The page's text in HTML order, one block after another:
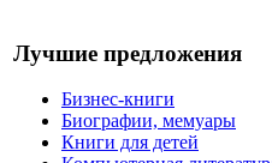
Лучшие предложения
Бизнес-книги
Биографии, мемуары
Книги для детей